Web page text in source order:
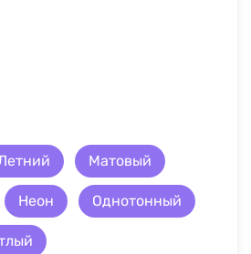
Матовый
Неон Однотонный